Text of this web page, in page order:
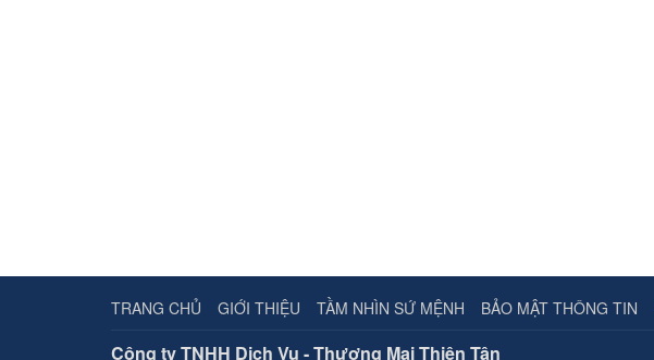
TRANG CHỦ GIỚI THIỆU TẦM NHÌN SỨ MỆNH BẢO MẬT THÔNG TIN
Công ty TNHH Dịch Vụ - Thương Mại Thiên Tân